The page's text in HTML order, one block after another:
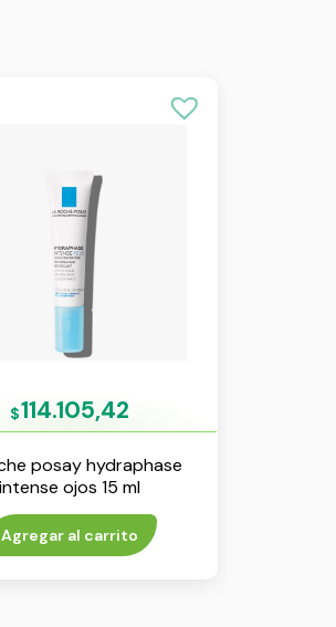
$114.105,42
posay hydraphase
intense ojos 15 ml
Agregar al carrito